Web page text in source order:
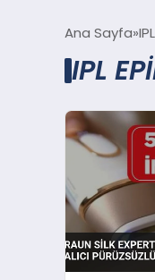
Ana Sayfa
IPL